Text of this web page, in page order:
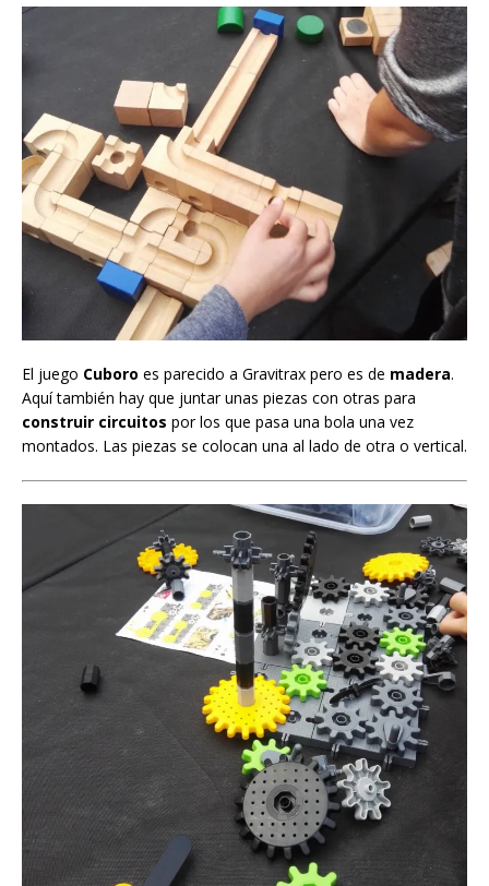
El juego Cuboro es parecido a Gravitrax pero es de madera.
Aquí también hay que juntar unas piezas con otras para
construir circuitos por los que pasa una bola una vez
montados. Las piezas se colocan una al lado de otra o vertical.